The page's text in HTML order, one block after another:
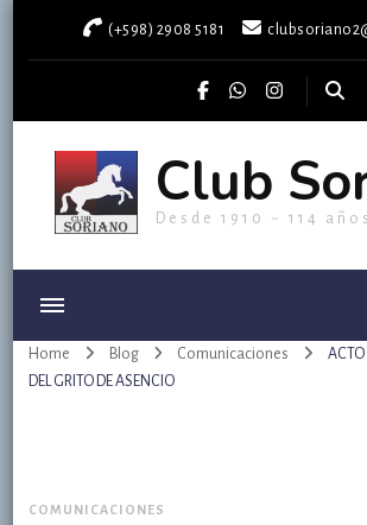
(+598) 2908 5181
Club
Desde 1910 ~ 114 años
Home Blog Comunicaciones
DEL GRITO DE ASENCIO
COMUNICACIONES